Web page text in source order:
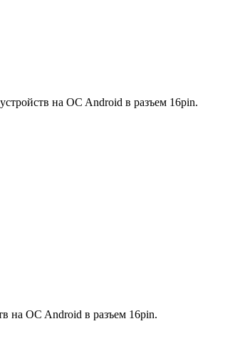
на OC Android в разъем 16pin.
на OC Android в разъем 16pin.